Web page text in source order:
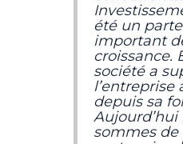
été un
important
croissance.
société a
l’entreprise
depuis sa
Aujourd’hui
sommes de